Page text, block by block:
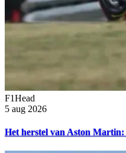
F1Head
5 aug 2026
Het herstel van Aston